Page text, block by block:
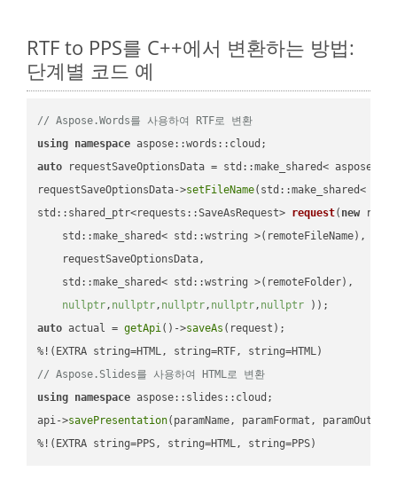
RTF to PPS를 C++에서 변환하는 방법:
단계별 코드 예
// Aspose.Words를 사용하여 RTF로 변환
using namespace
auto requestSaveOptionsData = std::make_shared<
requestSaveOptionsData->setFileName(std::make_shared<
std::shared_ptr<requests::SaveAsRequest> request( new
    std::make_shared< std::wstring >(remoteFileName),
    requestSaveOptionsData,
    std::make_shared< std::wstring >(remoteFolder),
nullptr, nullptr, nullptr, nullptr, nullptr ))
auto actual = getApi()->saveAs (request);
// Aspose.Slides를 사용하여 HTML로 변환
using namespace aspose::slides::cloud;
api->savePresentation(paramName, paramFormat,
%!(EXTRA string=PPS, string=HTML, string=PPS)